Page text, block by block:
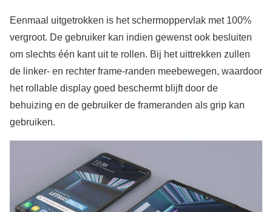
Eenmaal uitgetrokken is het schermoppervlak met 100%
vergroot. De gebruiker kan indien gewenst ook besluiten
om slechts één kant uit te rollen. Bij het uittrekken zullen
de linker- en rechter frame-randen meebewegen, waardoor
het rollable display goed beschermt blijft door de
behuizing en de gebruiker de frameranden als grip kan
gebruiken.